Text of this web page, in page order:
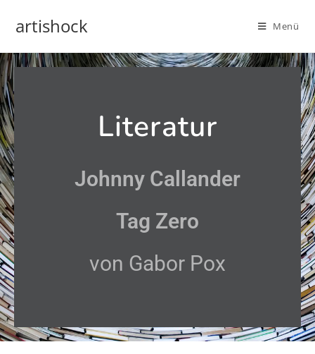
artishock Menü
Literatur
Johnny Callander
Tag Zero
von Gabor Pox